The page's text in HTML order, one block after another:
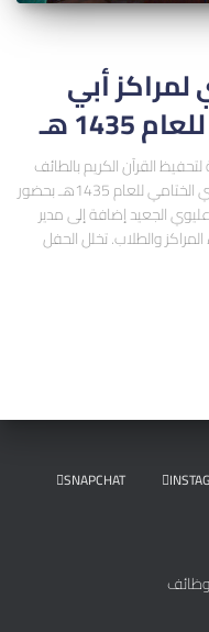
أبي
هـ
القرآن الكريم بالطائف
الأحد الموافق 10 / 8 / 1435هـ حفلها السنوي الختامي للعام 1435هـ بحضور
الجعيد إضافة إلى مدير
والطلاب. تخلل الحفل
SNAPCHAT
وظائف